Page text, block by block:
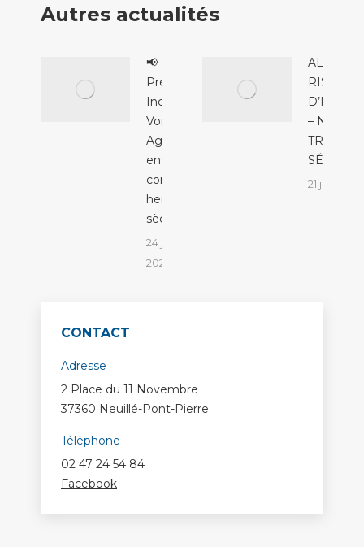
Autres actualités
📢
Prévention
Incendie &
Voisinage :
Agissons
ensemble
contre les
herbes
sèches !
24 juillet
2026
ALERTE
RISQUE
– NIVEAU
TRÈS
SÉVÈRE
21 juillet
CONTACT
Adresse
2 Place du 11 Novembre
37360 Neuillé-Pont-Pierre
Téléphone
02 47 24 54 84
Facebook